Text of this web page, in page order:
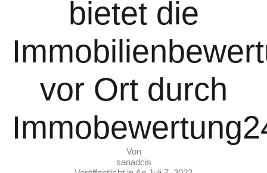
bietet die
vor Ort durch
Von
sanadcis